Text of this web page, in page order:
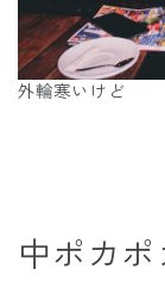
外輪寒いけど
中ポカ